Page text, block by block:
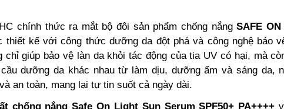
chính thức ra mắt bộ đôi sản phẩm chống nắngSAFE ON
thiết kế với công thức dưỡng da đột phá và công nghệ bảo
chỉ giúp bảo vệ làn da khỏi tác động của tia UV có hại, mà
cầu dưỡng da khác nhau từ làm dịu, dưỡng ẩm và sáng da,
an toàn, mang lại tự tin suốt cả ngày dài.
chống nắng Safe On Light Sun Serum SPF50+ PA++++